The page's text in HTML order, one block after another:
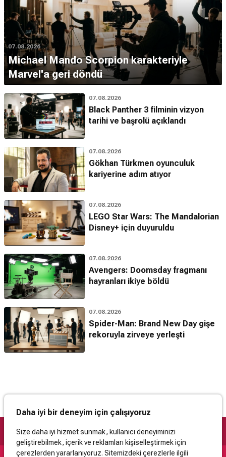
07.08.2026
Michael Mando Scorpion karakteriyle
Marvel'a geri döndü
07.08.2026
Black Panther 3 filminin vizyon
tarihi ve başrolü açıklandı
07.08.2026
Gökhan Türkmen oyunculuk
kariyerine adım atıyor
07.08.2026
LEGO Star Wars: The Mandalorian
Disney+ için duyuruldu
07.08.2026
Avengers: Doomsday fragmanı
hayranları ikiye böldü
07.08.2026
Spider-Man: Brand New Day gişe
rekoruyla zirveye yerleşti
Daha iyi bir deneyim için çalışıyoruz
Size daha iyi hizmet sunmak, kullanıcı deneyiminizi
geliştirebilmek, içerik ve reklamları kişiselleştirmek için
çerezlerden yararlanıyoruz. Sitemizdeki çerezlerle ilgili